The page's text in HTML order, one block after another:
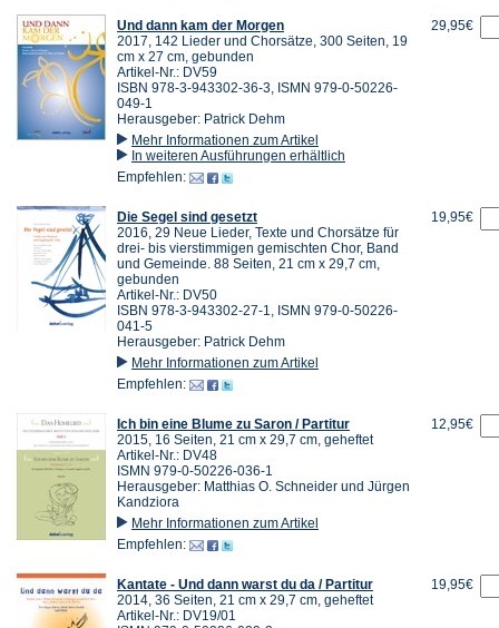
Und dann kam der Morgen
2017, 142 Lieder und Chorsätze, 300 Seiten, 19
cm x 27 cm, gebunden
Artikel-Nr.: DV59
ISBN 978-3-943302-36-3, ISMN 979-0-50226-
049-1
Herausgeber: Patrick Dehm
Mehr Informationen zum Artikel
In weiteren Ausführungen erhältlich
Empfehlen:
29,95€
Die Segel sind gesetzt
2016, 29 Neue Lieder, Texte und Chorsätze für
drei- bis vierstimmigen gemischten Chor, Band
und Gemeinde. 88 Seiten, 21 cm x 29,7 cm,
gebunden
Artikel-Nr.: DV50
ISBN 978-3-943302-27-1, ISMN 979-0-50226-
041-5
Herausgeber: Patrick Dehm
Mehr Informationen zum Artikel
Empfehlen:
19,95€
Ich bin eine Blume zu Saron / Partitur
2015, 16 Seiten, 21 cm x 29,7 cm, geheftet
Artikel-Nr.: DV48
ISMN 979-0-50226-036-1
Herausgeber: Matthias O. Schneider und Jürgen
Kandziora
Mehr Informationen zum Artikel
Empfehlen:
12,95€
Kantate - Und dann warst du da / Partitur
2014, 36 Seiten, 21 cm x 29,7 cm, geheftet
Artikel-Nr.: DV19/01
19,95€